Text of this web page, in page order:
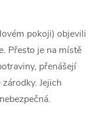
pokoji) objevili
Přesto je na místě
přenášejí
Jejich